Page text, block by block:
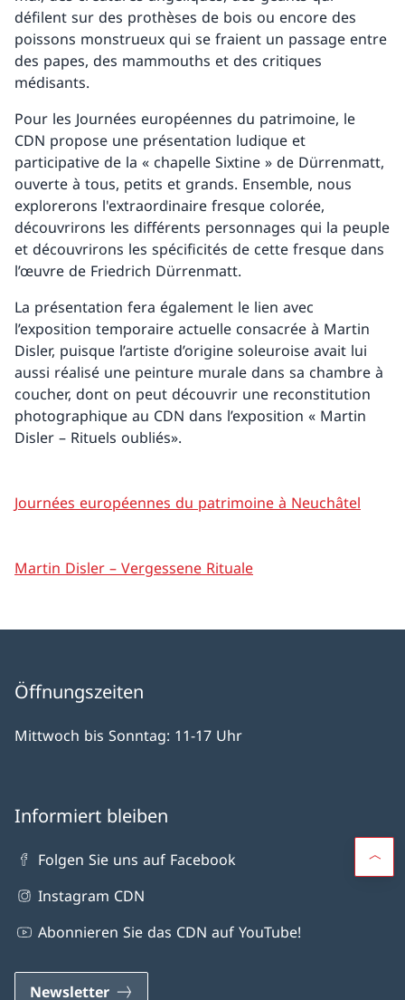
défilent sur des prothèses de bois ou encore des
poissons monstrueux qui se fraient un passage entre
des papes, des mammouths et des critiques
médisants.
Pour les Journées européennes du patrimoine, le
CDN propose une présentation ludique et
participative de la « chapelle Sixtine » de Dürrenmatt,
ouverte à tous, petits et grands. Ensemble, nous
explorerons l'extraordinaire fresque colorée,
découvrirons les différents personnages qui la peuple
et découvrirons les spécificités de cette fresque dans
l’œuvre de Friedrich Dürrenmatt.
La présentation fera également le lien avec
l’exposition temporaire actuelle consacrée à Martin
Disler, puisque l’artiste d’origine soleuroise avait lui
aussi réalisé une peinture murale dans sa chambre à
coucher, dont on peut découvrir une reconstitution
photographique au CDN dans l’exposition « Martin
Disler – Rituels oubliés».
Journées européennes du patrimoine à Neuchâtel
Martin Disler – Vergessene Rituale
Öffnungszeiten
Mittwoch bis Sonntag: 11-17 Uhr
Informiert bleiben
Folgen Sie uns auf Facebook
Instagram CDN
Abonnieren Sie das CDN auf YouTube!
Newsletter